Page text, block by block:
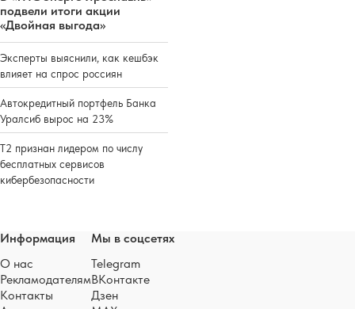
подвели итоги акции
«Двойная выгода»
Эксперты выяснили, как кешбэк
влияет на спрос россиян
Автокредитный портфель Банка
Уралсиб вырос на 23%
Т2 признан лидером по числу
бесплатных сервисов
кибербезопасности
Информация
О нас
Рекламодателям
Контакты
Мы в соцсетях
Telegram
ВКонтакте
Дзен